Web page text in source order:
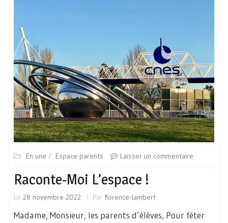
En une Espace parents Laisser un commentaire
Raconte-Moi L’espace !
Le 28 novembre 2022 Par florence-lambert
Madame, Monsieur, les parents d’élèves, Pour fêter